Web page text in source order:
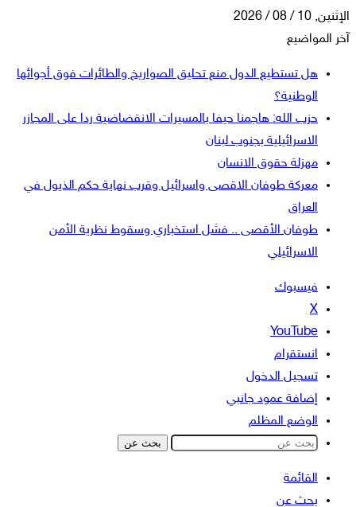
الإثنين, 10 / 08 / 2026
آخر المواضيع
هل تستطيع الدول منع تحليق الصواريخ والطائرات فوق أجوائها
الوطنية؟
حزب الله: هاجمنا حيفا بالمسيرات الانقضاضية ردا على المجازر
الاسرائيلية بجنوب لبنان
مهزلة حقوق الانسان
معركة طوفان الاقصى واسرائيل وقرب نهاية حكم الذيول في
العراق
طوفان الأقصى .. فشل استخباري وسقوط نظرية الأمن
الاسرائيلي
فيسبوك
‫X
‫YouTube
انستقرام
تسجيل الدخول
إضافة عمود جانبي
الوضع المظلم
بحث عن
القائمة
بحث عن